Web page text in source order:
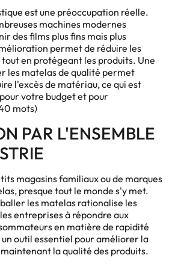
est une préoccupation réelle.
machines modernes
des films plus fins mais plus
permet de réduire les
en protégeant les produits. Une
les matelas de qualité permet
l'excès de matériau, ce qui est
votre budget et pour
mots)
PAR L'ENSEMBLE
magasins familiaux ou de marques
presque tout le monde s'y met.
les matelas rationalise les
entreprises à répondre aux
en matière de rapidité
outil essentiel pour améliorer la
la qualité des produits.